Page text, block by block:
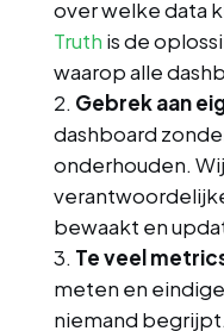
over welke data
Truth is de
waarop alle
Gebrek aan
dashboard
onderhouden.
bewaakt en
Te veel
meten en
niemand